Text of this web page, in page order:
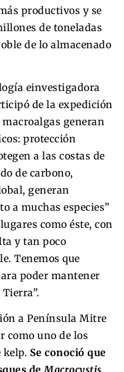
productivos y se
de toneladas
de lo almacenado
einvestigadora
de la expedición
macroalgas generan
protección
a las costas de
de carbono,
generan
a muchas especies”
como éste, con
y tan poco
Tenemos que
poder mantener
a Península Mitre
como uno de los
kelp. Se conoció que
de Macrocystis